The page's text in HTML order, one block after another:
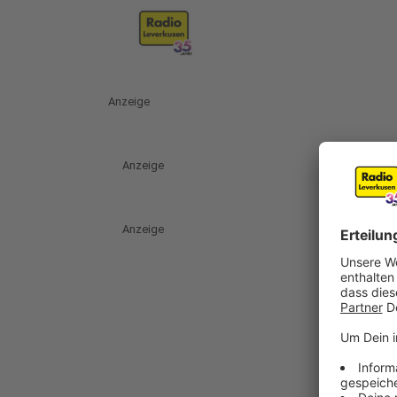
Anzeige
Anzeige
Anzeige